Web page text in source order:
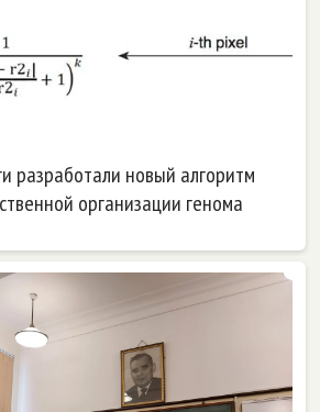
разработали новый алгоритм
организации генома